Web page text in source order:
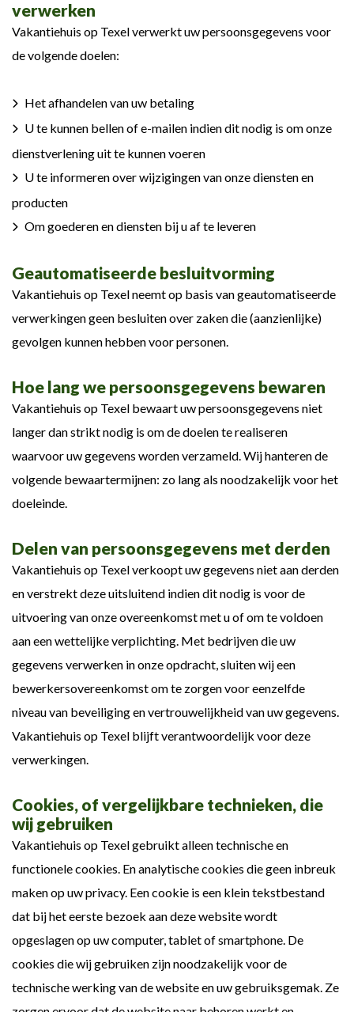
verwerken
Vakantiehuis op Texel verwerkt uw persoonsgegevens voor
de volgende doelen:
Het afhandelen van uw betaling
U te kunnen bellen of e-mailen indien dit nodig is om onze
dienstverlening uit te kunnen voeren
U te informeren over wijzigingen van onze diensten en
producten
Om goederen en diensten bij u af te leveren
Geautomatiseerde besluitvorming
Vakantiehuis op Texel neemt op basis van geautomatiseerde
verwerkingen geen besluiten over zaken die (aanzienlijke)
gevolgen kunnen hebben voor personen.
Hoe lang we persoonsgegevens bewaren
Vakantiehuis op Texel bewaart uw persoonsgegevens niet
langer dan strikt nodig is om de doelen te realiseren
waarvoor uw gegevens worden verzameld. Wij hanteren de
volgende bewaartermijnen: zo lang als noodzakelijk voor het
doeleinde.
Delen van persoonsgegevens met derden
Vakantiehuis op Texel verkoopt uw gegevens niet aan derden
en verstrekt deze uitsluitend indien dit nodig is voor de
uitvoering van onze overeenkomst met u of om te voldoen
aan een wettelijke verplichting. Met bedrijven die uw
gegevens verwerken in onze opdracht, sluiten wij een
bewerkersovereenkomst om te zorgen voor eenzelfde
niveau van beveiliging en vertrouwelijkheid van uw gegevens.
Vakantiehuis op Texel blijft verantwoordelijk voor deze
verwerkingen.
Cookies, of vergelijkbare technieken, die
wij gebruiken
Vakantiehuis op Texel gebruikt alleen technische en
functionele cookies. En analytische cookies die geen inbreuk
maken op uw privacy. Een cookie is een klein tekstbestand
dat bij het eerste bezoek aan deze website wordt
opgeslagen op uw computer, tablet of smartphone. De
cookies die wij gebruiken zijn noodzakelijk voor de
technische werking van de website en uw gebruiksgemak. Ze